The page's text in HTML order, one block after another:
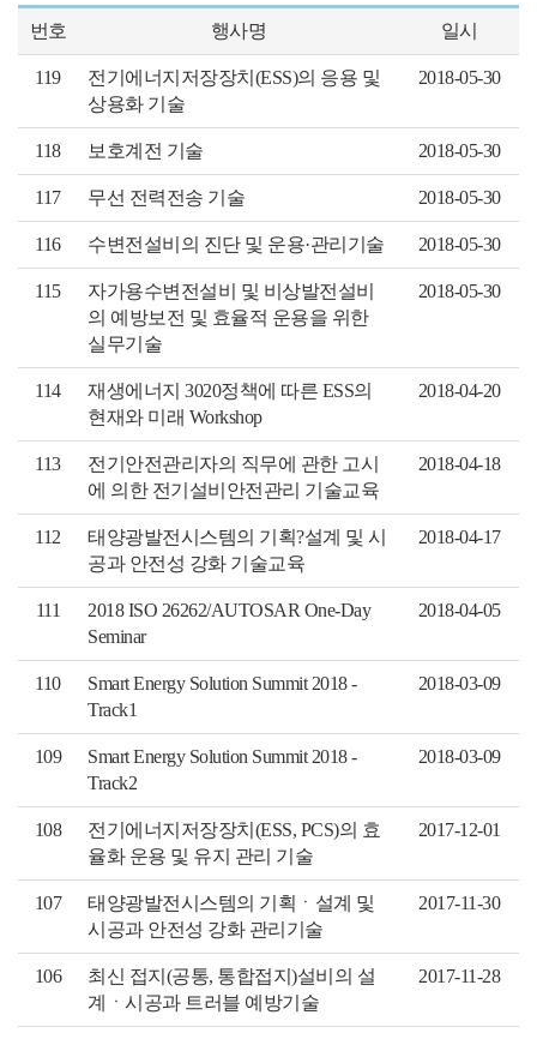
번호 행사명 일시
119
전기에너지저장장치(ESS)의 응용 및
상용화 기술
2018-05-30
118 보호계전 기술 2018-05-30
117 무선 전력전송 기술 2018-05-30
116 수변전설비의 진단 및 운용·관리기술 2018-05-30
115
자가용수변전설비 및 비상발전설비
의 예방보전 및 효율적 운용을 위한
실무기술
2018-05-30
114
재생에너지 3020정책에 따른 ESS의
현재와 미래 Workshop
2018-04-20
113
전기안전관리자의 직무에 관한 고시
에 의한 전기설비안전관리 기술교육
2018-04-18
112
태양광발전시스템의 기획?설계 및 시
공과 안전성 강화 기술교육
2018-04-17
111
2018 ISO 26262/AUTOSAR One-Day
Seminar
2018-04-05
110
Smart Energy Solution Summit 2018 -
Track1
2018-03-09
109
Smart Energy Solution Summit 2018 -
Track2
2018-03-09
108
전기에너지저장장치(ESS, PCS)의 효
율화 운용 및 유지 관리 기술
2017-12-01
107
태양광발전시스템의 기획ㆍ설계 및
시공과 안전성 강화 관리기술
2017-11-30
106
최신 접지(공통, 통합접지)설비의 설
계ㆍ시공과 트러블 예방기술
2017-11-28